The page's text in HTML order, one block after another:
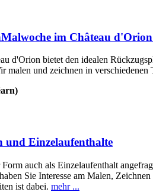
Malwoche im Château
d'Orion bietet den idealen
und zeichnen in verschiedenen
und Einzelaufenthalte
auch als Einzelaufenthalt
Sie Interesse am Malen,
ist dabei. mehr ...